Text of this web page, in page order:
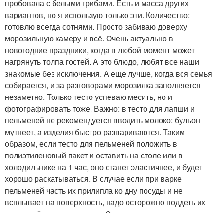
пробовала с белыми грибами. Есть и масса других
вариантов, но я использую только эти. Количество:
готовлю всегда сотнями. Просто забиваю доверху
морозильную камеру и всё. Очень актуально в
новогодние праздники, когда в любой момент может
нагрянуть толпа гостей. А это блюдо, любят все наши
знакомые без исключения. А еще лучше, когда вся семья
собирается, и за разговорами морозилка заполняется
незаметно. Только тесто успеваю месить, но и
фотографировать тоже. Важно: в тесто для лапши и
пельменей не рекомендуется вводить молоко: бульон
мутнеет, а изделия быстро развариваются. Таким
образом, если тесто для пельменей положить в
полиэтиленовый пакет и оставить на столе или в
холодильнике на 1 час, оно станет эластичнее, и будет
хорошо раскатываться. В случае если при варке
пельменей часть их прилипла ко дну посуды и не
всплывает на поверхность, надо осторожно поддеть их